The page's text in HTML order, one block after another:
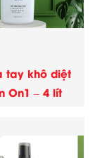
tay khô diệt
On1 – 4 lít